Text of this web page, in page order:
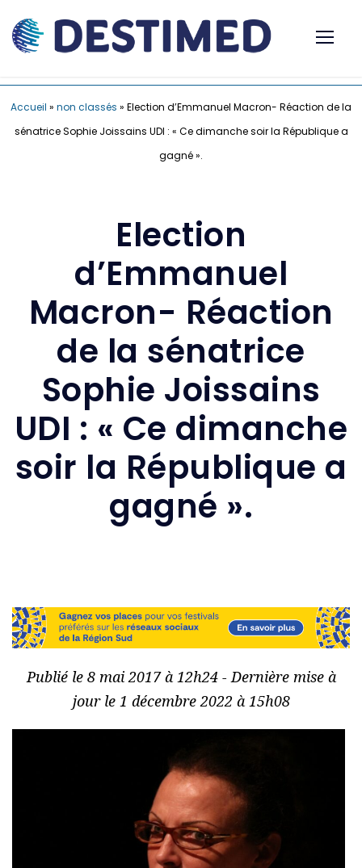
Accueil » non classés » Election d’Emmanuel Macron- Réaction de la
sénatrice Sophie Joissains UDI : « Ce dimanche soir la République a
gagné ».
Election
d’Emmanuel
Macron- Réaction
de la sénatrice
Sophie Joissains
UDI : « Ce dimanche
soir la République a
gagné ».
Publié le 8 mai 2017 à 12h24 - Dernière mise à
jour le 1 décembre 2022 à 15h08